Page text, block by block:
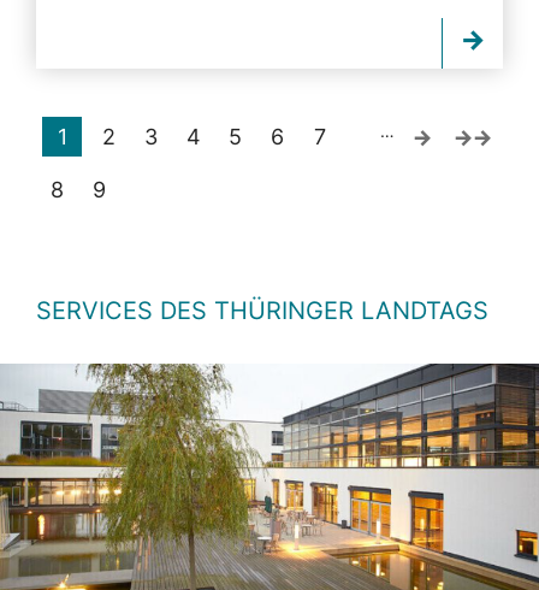
1 2 3 4 5 6 7
8 9
…
SERVICES DES THÜRINGER LANDTAGS